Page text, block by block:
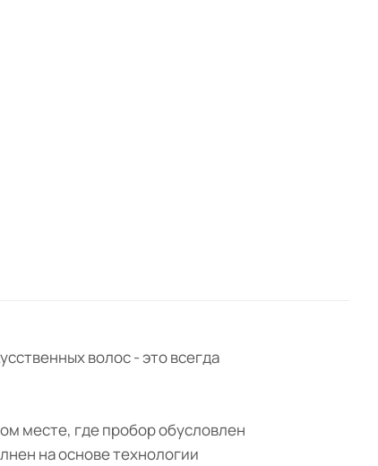
волос - это всегда
месте, где пробор обусловлен
на основе технологии